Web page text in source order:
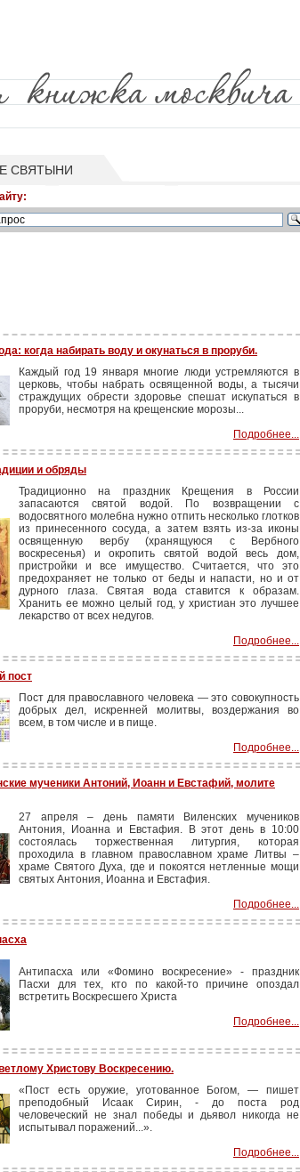
СВЯТЫНИ
когда набирать воду и окунаться в проруби.
Каждый год 19 января многие люди устремляются в
церковь, чтобы набрать освященной воды, а тысячи
страждущих обрести здоровье спешат искупаться в
проруби, несмотря на крещенские морозы...
Подробнее...
и обряды
Традиционно на праздник Крещения в России
запасаются святой водой. По возвращении с
водосвятного молебна нужно отпить несколько глотков
из принесенного сосуда, а затем взять из-за иконы
освященную вербу (хранящуюся с Вербного
воскресенья) и окропить святой водой весь дом,
пристройки и все имущество. Считается, что это
предохраняет не только от беды и напасти, но и от
дурного глаза. Святая вода ставится к образам.
Хранить ее можно целый год, у христиан это лучшее
лекарство от всех недугов.
Подробнее...
пост
Пост для православного человека — это совокупность
добрых дел, искренней молитвы, воздержания во
всем, в том числе и в пище.
Подробнее...
мученики Антоний, Иоанн и Евстафий, молите
27 апреля – день памяти Виленских мучеников
Антония, Иоанна и Евстафия. В этот день в 10:00
состоялась торжественная литургия, которая
проходила в главном православном храме Литвы –
храме Святого Духа, где и покоятся нетленные мощи
святых Антония, Иоанна и Евстафия.
Подробнее...
Антипасха или «Фомино воскресение» - праздник
Пасхи для тех, кто по какой-то причине опоздал
встретить Воскресшего Христа
Подробнее...
Христову Воскресению.
«Пост есть оружие, уготованное Богом, — пишет
преподобный Исаак Сирин, - до поста род
человеческий не знал победы и дьявол никогда не
испытывал поражений...».
Подробнее...